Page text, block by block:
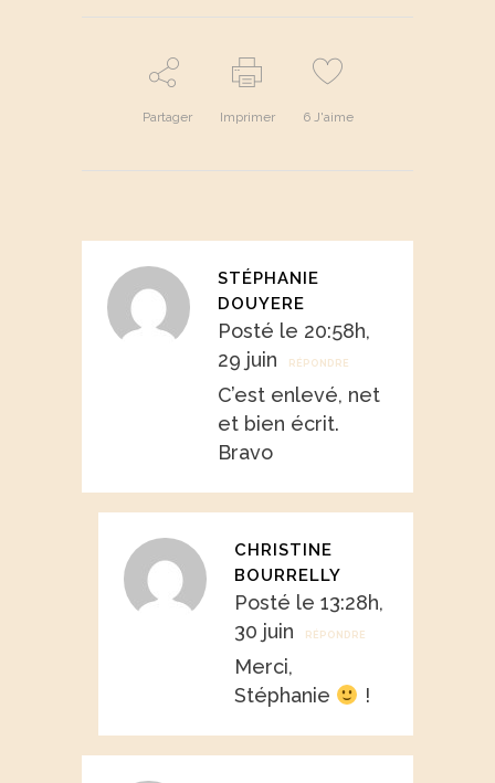
Partager Imprimer 6J'aime
STÉPHANIE
DOUYERE
Posté le 20:58h,
29 juin
RÉPONDRE
C’est enlevé, net
et bien écrit.
Bravo
CHRISTINE
BOURRELLY
Posté le 13:28h,
30 juin
RÉPONDRE
Merci,
Stéphanie
!